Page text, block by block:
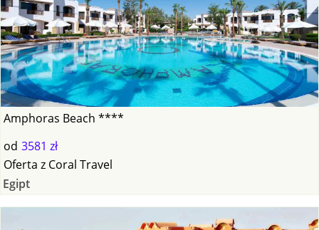
Amphoras Beach ****
od 3581 zł
Oferta z Coral Travel
Egipt